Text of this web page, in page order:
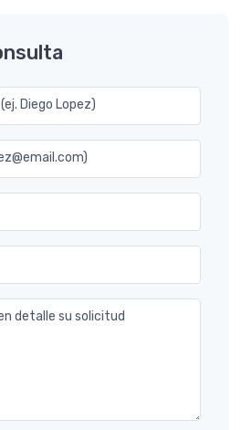
Diego Lopez)
detalle su solicitud